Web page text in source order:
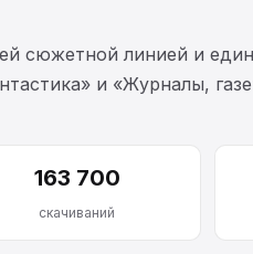
сюжетной линией и
и «Журналы,
163 700
скачиваний